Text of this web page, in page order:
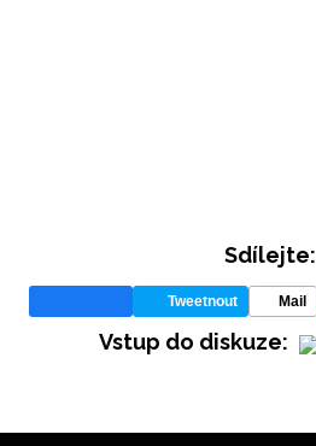
Sdílejte:
Tweetnout Mail
Vstup do diskuze: